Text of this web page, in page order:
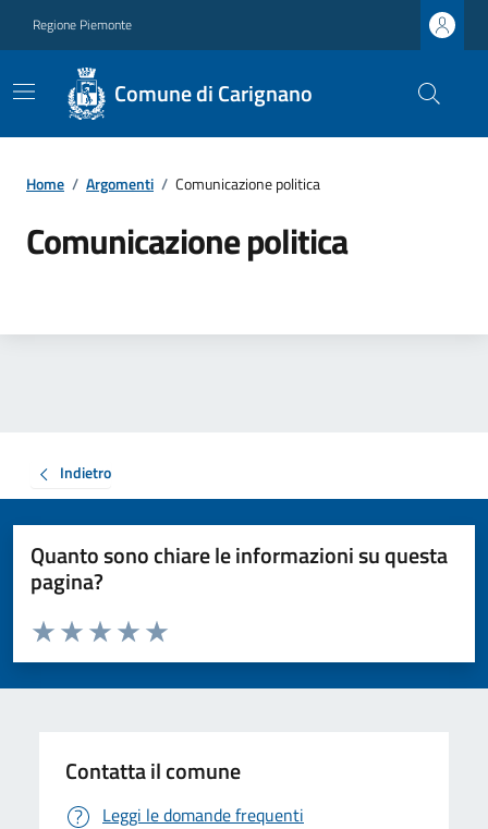
Regione Piemonte
Comune di Carignano
Home / Argomenti / Comunicazione politica
Comunicazione politica
Indietro
Quanto sono chiare le informazioni su questa
pagina?
Valuta da 1 a 5 stelle la pagina
Valuta 5 stelle su 5
Valuta 4 stelle su 5
Valuta 3 stelle su 5
Valuta 2 stelle su 5
Valuta 1 stelle su 5
Contatta il comune
Leggi le domande frequenti